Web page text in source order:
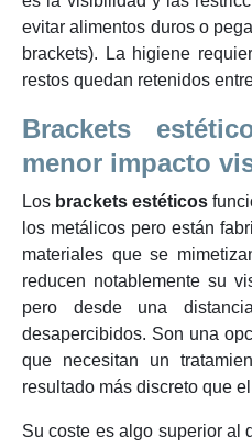
evitar alimentos duros o
brackets). La higiene
restos quedan retenidos
Brackets
menor impacto
Los brackets estéticos
los metálicos pero están
materiales que se
reducen notablemente su
pero desde una
desapercibidos. Son una
que necesitan un
resultado más discreto que
Su coste es algo superior al